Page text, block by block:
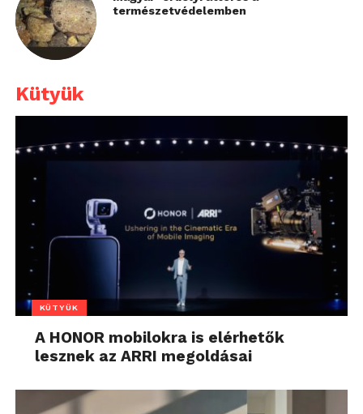
természetvédelemben
Kütyük
KÜTYÜK
A HONOR mobilokra is elérhetők
lesznek az ARRI megoldásai